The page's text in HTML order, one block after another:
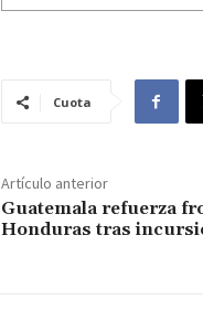
Cuota
Artículo anterior
Guatemala refuerza
Honduras tras